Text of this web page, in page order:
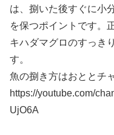
は、捌いた後すぐに小
を保つポイントです。
キハダマグロのすっき
す。
魚の捌き方はおととチ
https://youtube.com/
UjO6A